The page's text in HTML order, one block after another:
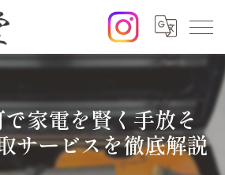
家電を賢く手放そ
サービスを徹底解説